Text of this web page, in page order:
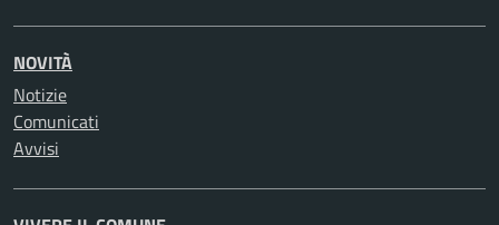
NOVITÀ
Notizie
Comunicati
Avvisi